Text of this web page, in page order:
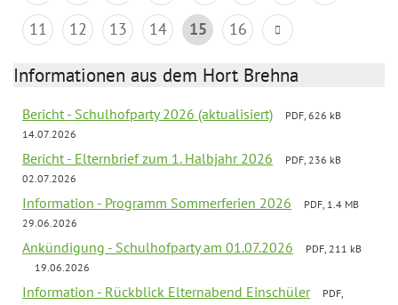
11
12 13 14 15 16
Informationen aus dem Hort Brehna
Bericht - Schulhofparty 2026 (aktualisiert)
PDF, 626 kB
14.07.2026
Bericht - Elternbrief zum 1. Halbjahr 2026
PDF, 236 kB
02.07.2026
Information - Programm Sommerferien 2026
PDF, 1.4 MB
29.06.2026
Ankündigung - Schulhofparty am 01.07.2026
PDF, 211 kB
19.06.2026
Information - Rückblick Elternabend Einschüler
PDF,